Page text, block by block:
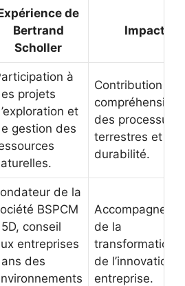
de
Bertrand
Scholler
Impact
à
projets
et
gestion des
Contribution à la
compréhension
des processus
terrestres et à la
durabilité.
de la
BSPCM
conseil
entreprises
des
de la
transformation
de l’innovation
entreprise.